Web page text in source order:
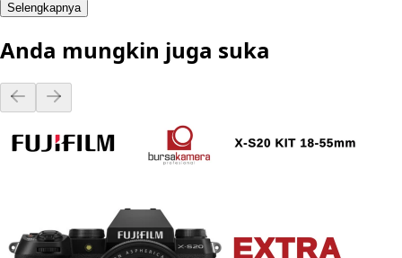
Selengkapnya
Anda mungkin juga suka